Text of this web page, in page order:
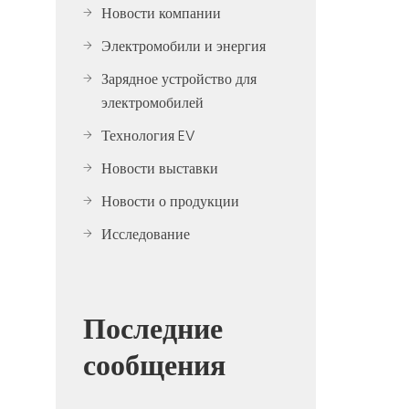
Новости компании
Электромобили и энергия
Зарядное устройство для
электромобилей
Технология EV
Новости выставки
Новости о продукции
Исследование
Последние
сообщения